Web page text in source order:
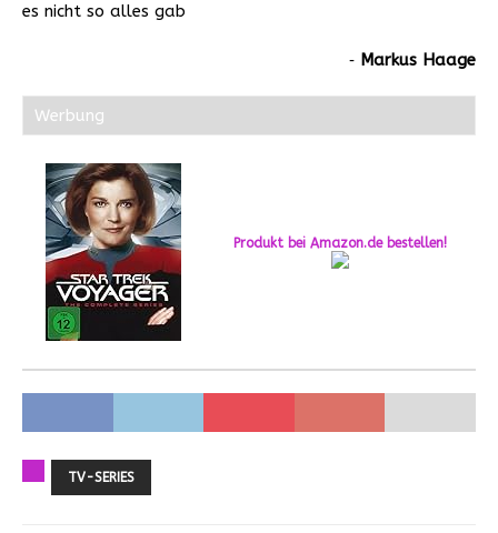
es nicht so alles gab
‐ Markus Haage
Werbung
Produkt bei Amazon.de bestellen!
TV-SERIES